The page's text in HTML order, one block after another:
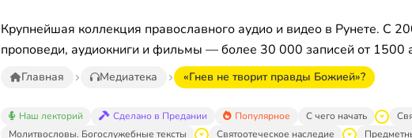
Крупнейшая коллекция православного аудио и видео в Рунете. С
проповеди, аудиокниги и фильмы — более 30 000 записей от 1500
Главная Медиатека «Гнев не творит правды Божией»?
Наш лекторий Сделано в Предании Популярное С чего начать
Молитвословы. Богослужебные тексты
Святоотеческое наследие